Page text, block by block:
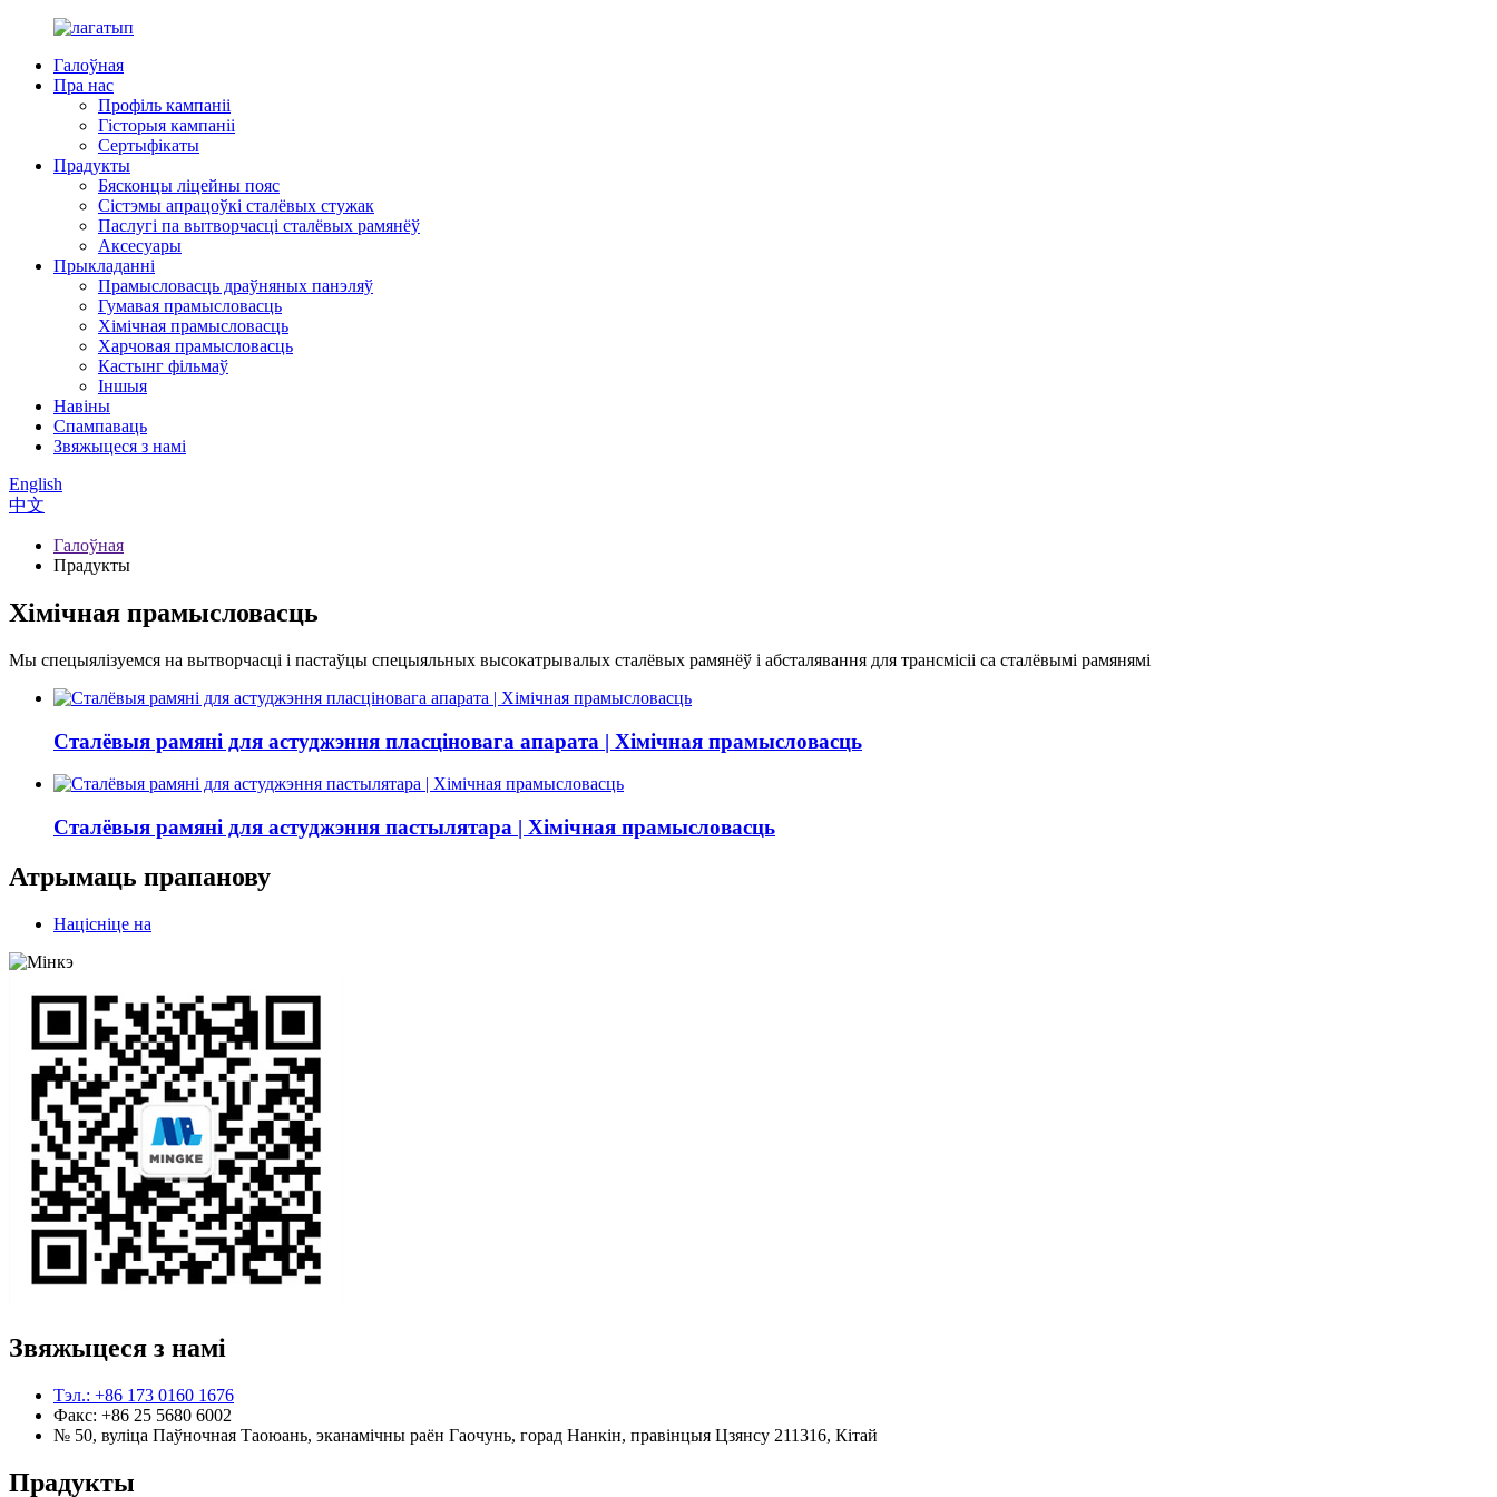
Галоўная
Пра нас
Профіль кампаніі
Гісторыя кампаніі
Сертыфікаты
Прадукты
Бясконцы ліцейны пояс
Сістэмы апрацоўкі сталёвых стужак
Паслугі па вытворчасці сталёвых рамянёў
Аксесуары
Прыкладанні
Прамысловасць драўняных панэляў
Гумавая прамысловасць
Хімічная прамысловасць
Харчовая прамысловасць
Кастынг фільмаў
Іншыя
Навіны
Спампаваць
Звяжыцеся з намі
English
中文
Галоўная
Прадукты
Хімічная прамысловасць
Мы спецыялізуемся на вытворчасці і пастаўцы спецыяльных высокатрывалых сталёвых рамянёў і абсталявання для трансмісіі са сталёвымі рамянямі
Сталёвыя рамяні для астуджэння пласціновага апарата | Хімічная прамысловасць
Сталёвыя рамяні для астуджэння пастылятара | Хімічная прамысловасць
Атрымаць прапанову
Націсніце на
Звяжыцеся з намі
Тэл.: +86 173 0160 1676
Факс: +86 25 5680 6002
№ 50, вуліца Паўночная Таоюань, эканамічны раён Гаочунь, горад Нанкін, правінцыя Цзянсу 211316, Кітай
Прадукты